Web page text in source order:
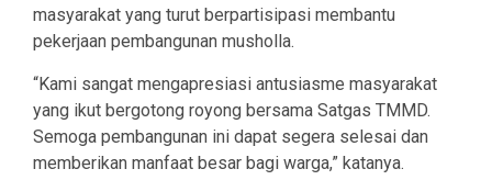
masyarakat yang turut berpartisipasi membantu
pekerjaan pembangunan musholla.
“Kami sangat mengapresiasi antusiasme masyarakat
yang ikut bergotong royong bersama Satgas TMMD.
Semoga pembangunan ini dapat segera selesai dan
memberikan manfaat besar bagi warga,” katanya.